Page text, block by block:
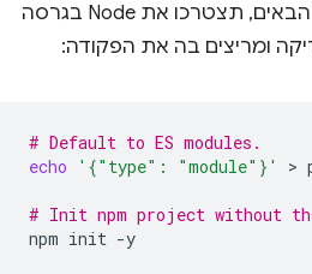
כדי לנסות את הדמואים הבאים, תצטרכו את Node בגרסה
# Default to ES modules.
echo '{"type": "module"}'
# Init npm project without
npm init